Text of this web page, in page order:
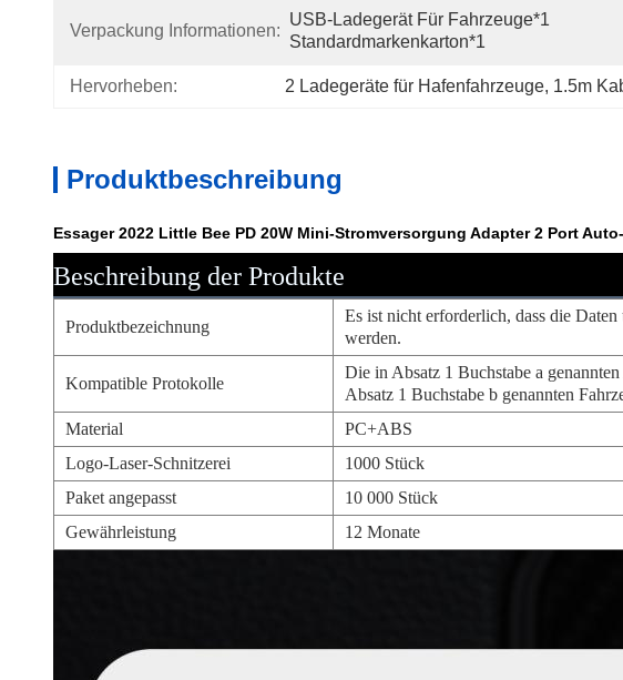
Verpackung Informationen:
USB-Ladegerät Für Fahrzeuge*1
Standardmarkenkarton*1
Hervorheben: 2 Ladegeräte für Hafenfahrzeuge, 1.5m
Produktbeschreibung
Essager 2022 Little Bee PD 20W Mini-Stromversorgung Adapter 2 Port
Beschreibung der Produkte
Produktbezeichnung
Es ist nicht erforderlich, dass die
werden.
Kompatible Protokolle
Die in Absatz 1 Buchstabe a
Absatz 1 Buchstabe b genannten
Material
PC+ABS
Logo-Laser-Schnitzerei
1000 Stück
Paket angepasst
10 000 Stück
Gewährleistung
12 Monate